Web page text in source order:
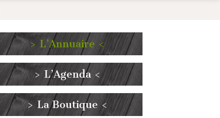
> L’Annuaire <
> L’Agenda <
> La Boutique <